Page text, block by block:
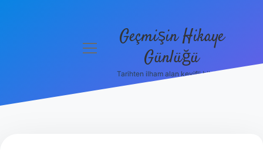
menüyü
Geçmişin Hikaye
Günlüğü
Tarihten ilham alan keyifli bilgiler!